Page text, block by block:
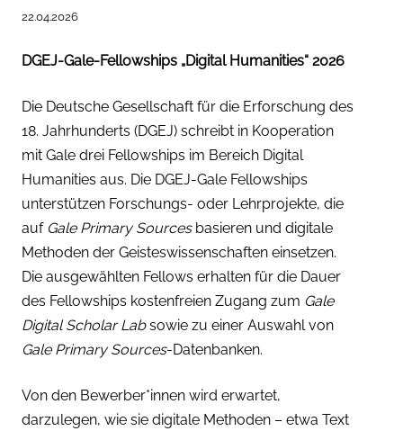
22.04.2026
DGEJ-Gale-Fellowships „Digital Humanities“ 2026
Die Deutsche Gesellschaft für die Erforschung des
18. Jahrhunderts (DGEJ) schreibt in Kooperation
mit Gale drei Fellowships im Bereich Digital
Humanities aus. Die DGEJ-Gale Fellowships
unterstützen Forschungs- oder Lehrprojekte, die
auf Gale Primary Sourcesbasieren und digitale
Methoden der Geisteswissenschaften einsetzen.
Die ausgewählten Fellows erhalten für die Dauer
des Fellowships kostenfreien Zugang zum Gale
Digital Scholar Labsowie zu einer Auswahl von
Gale Primary Sources-Datenbanken.
Von den Bewerber*innen wird erwartet,
darzulegen, wie sie digitale Methoden – etwa Text